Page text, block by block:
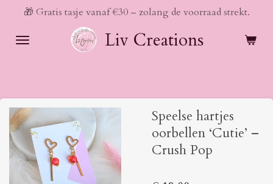
naar
Liv Creations
🎁 Gratis tasje vanaf €30 – zolang de voorraad strekt.
Speelse hartjes
oorbellen ‘Cutie’ –
Crush Pop